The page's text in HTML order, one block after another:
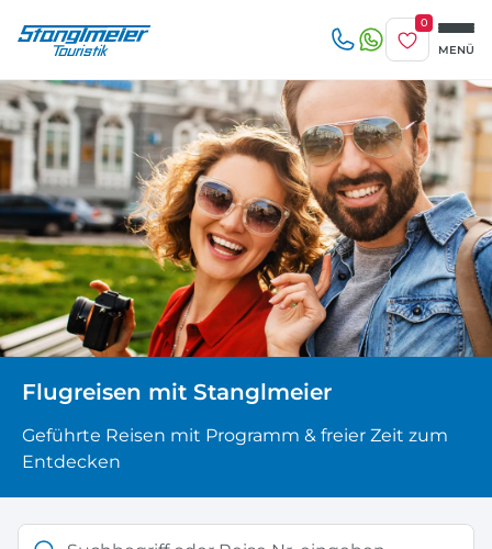
0
MENÜ
Merkliste
Reise/n auf deiner Merkliste
Keine Reisen auf der Merkliste
Zuletzt angesehen
Keine Reisen bislang angesehen
Flugreisen mit Stanglmeier
Geführte Reisen mit Programm & freier Zeit zum
Entdecken
beliebig 1-3 Tage 4-7 Tage
8 Tage und mehr
Erwachsene
Kinder